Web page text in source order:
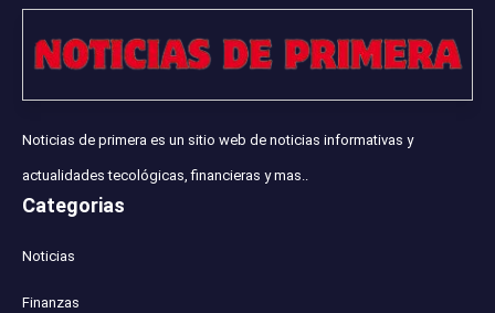
Noticias de primera es un sitio web de noticias informativas y
actualidades tecológicas, financieras y mas..
Categorias
Noticias
Finanzas